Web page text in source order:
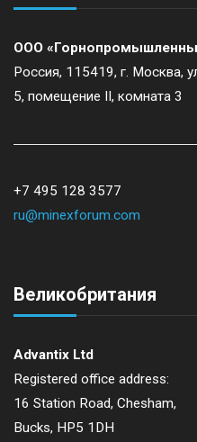
ООО
Россия, 115419, г. Москва,
5, помещение II, комната 3
+7 495 128 3577
ru@minexforum.com
Великобритания
Advantix Ltd
Registered office address:
16 Station Road, Chesham,
Bucks, HP5 1DH